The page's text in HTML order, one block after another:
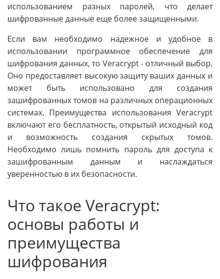
использованием разных паролей, что делает
шифрованные данные еще более защищенными.
Если вам необходимо надежное и удобное в
использовании программное обеспечение для
шифрования данных, то Veracrypt - отличный выбор.
Оно предоставляет высокую защиту ваших данных и
может быть использовано для создания
зашифрованных томов на различных операционных
системах. Преимущества использования Veracrypt
включают его бесплатность, открытый исходный код
и возможность создания скрытых томов.
Необходимо лишь помнить пароль для доступа к
зашифрованным данным и наслаждаться
уверенностью в их безопасности.
Что такое Veracrypt:
основы работы и
преимущества
шифрования